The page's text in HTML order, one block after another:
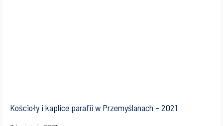
Kościoły i kaplice parafii w Przemyślanach – 2021